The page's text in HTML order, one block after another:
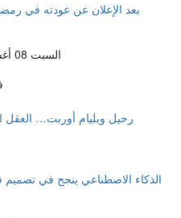
بعد الإعلان عن عودته في
السبت 08 أغسطس 2026 05:37 مساءً
رحيل ويليام أوربت… العقل